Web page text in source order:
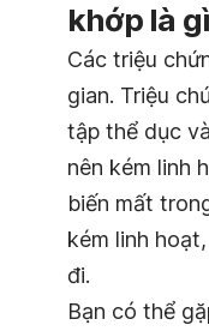
khớp là
Các triệu
gian. Triệu
tập thể dục
nên kém linh
biến mất
kém linh
đi.
Bạn có thể